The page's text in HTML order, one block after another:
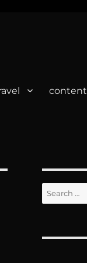
content
Search
for: